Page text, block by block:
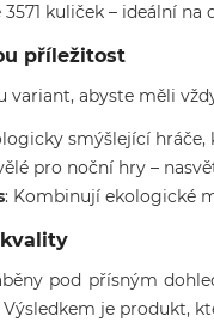
3571 kuliček – ideální
příležitost
variant, abyste měli
smýšlející
pro noční hry –
: Kombinují ekologické
pod přísným
je produkt,